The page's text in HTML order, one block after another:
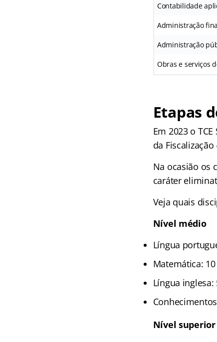
Contabilidade
Administração
Administração
Obras e serviços
Etapas
Em 2023 o
da
Na ocasião os
caráter
Veja quais
Nível médio
Língua
Matemática:
Língua
Nível superior